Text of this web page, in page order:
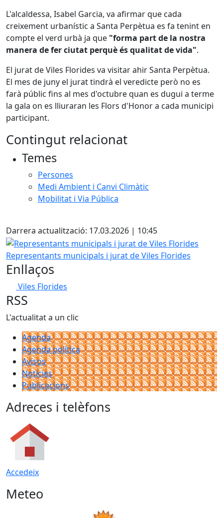
L'alcaldessa, Isabel Garcia, va afirmar que cada
creixement urbanístic a Santa Perpètua es fa tenint en
compte el verd urbà ja que "forma part de la nostra
manera de fer ciutat perquè és qualitat de vida".
El jurat de Viles Florides va visitar ahir Santa Perpètua.
El mes de juny el jurat tindrà el veredicte però no es
farà públic fins al mes d'octubre quan es dugui a terme
la gala on es lliuraran les Flors d'Honor a cada municipi
participant.
Contingut relacionat
Temes
Persones
Medi Ambient i Canvi Climàtic
Mobilitat i Via Pública
Darrera actualització: 17.03.2026 | 10:45
Representants municipals i jurat de Viles Florides
Representants municipals i jurat de Viles Florides
Enllaços
Viles Florides
RSS
L'actualitat a un clic
Agenda
Agenda política
Avisos
Notícies
Publicacions
Adreces i telèfons
Accedeix
Meteo